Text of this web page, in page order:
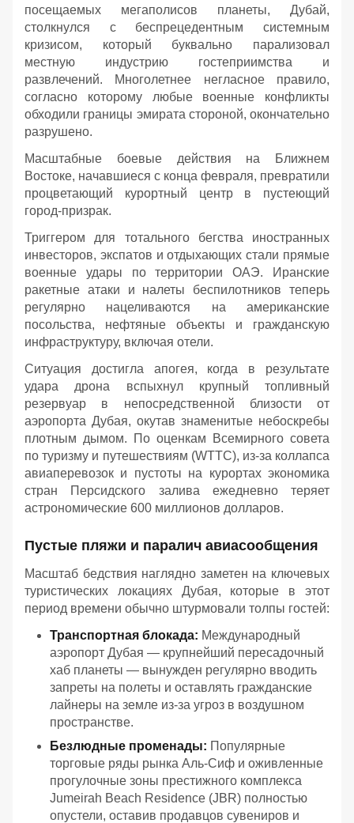
посещаемых мегаполисов планеты, Дубай,
столкнулся с беспрецедентным системным
кризисом, который буквально парализовал
местную индустрию гостеприимства и
развлечений. Многолетнее негласное правило,
согласно которому любые военные конфликты
обходили границы эмирата стороной, окончательно
разрушено.
Масштабные боевые действия на Ближнем
Востоке, начавшиеся с конца февраля, превратили
процветающий курортный центр в пустеющий
город-призрак.
Триггером для тотального бегства иностранных
инвесторов, экспатов и отдыхающих стали прямые
военные удары по территории ОАЭ. Иранские
ракетные атаки и налеты беспилотников теперь
регулярно нацеливаются на американские
посольства, нефтяные объекты и гражданскую
инфраструктуру, включая отели.
Ситуация достигла апогея, когда в результате
удара дрона вспыхнул крупный топливный
резервуар в непосредственной близости от
аэропорта Дубая, окутав знаменитые небоскребы
плотным дымом. По оценкам Всемирного совета
по туризму и путешествиям (WTTC), из-за коллапса
авиаперевозок и пустоты на курортах экономика
стран Персидского залива ежедневно теряет
астрономические 600 миллионов долларов.
Пустые пляжи и паралич авиасообщения
Масштаб бедствия наглядно заметен на ключевых
туристических локациях Дубая, которые в этот
период времени обычно штурмовали толпы гостей:
Транспортная блокада: Международный
аэропорт Дубая — крупнейший пересадочный
хаб планеты — вынужден регулярно вводить
запреты на полеты и оставлять гражданские
лайнеры на земле из-за угроз в воздушном
пространстве.
Безлюдные променады: Популярные
торговые ряды рынка Аль-Сиф и оживленные
прогулочные зоны престижного комплекса
Jumeirah Beach Residence (JBR) полностью
опустели, оставив продавцов сувениров и